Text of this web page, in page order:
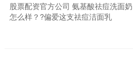
股票配资官方公司 氨基酸祛痘洗面奶
怎么样？?偏爱这支祛痘洁面乳